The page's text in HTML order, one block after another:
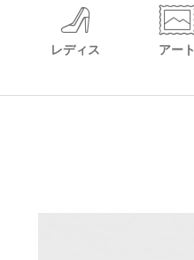
レディス アート